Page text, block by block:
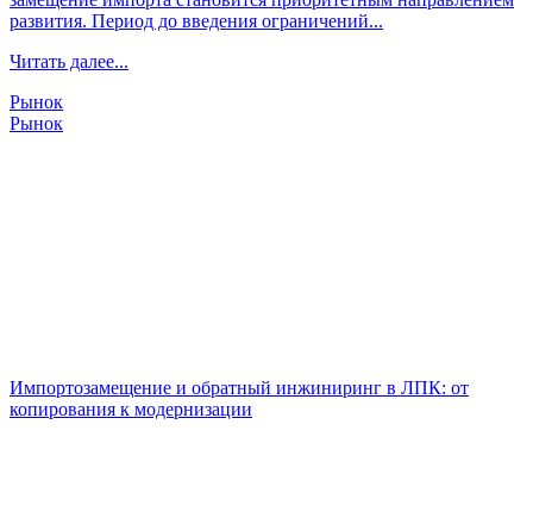
развития. Период до введения ограничений...
Читать далее...
Рынок
Рынок
Импортозамещение и обратный инжиниринг в ЛПК: от
копирования к модернизации